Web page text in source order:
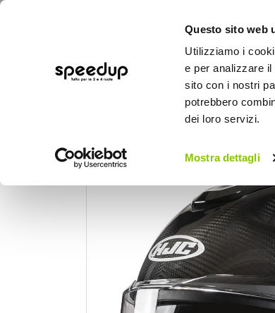
Questo sito web
Utilizziamo i
e per analizzare
sito con i nostri
potrebbero
dei loro servizi.
Mostra dettagli
BICI
Home